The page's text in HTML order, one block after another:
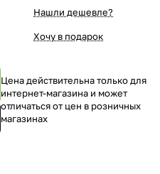
Нашли дешевле?
Хочу в подарок
Цена действительна только для
интернет-магазина и может
отличаться от цен в розничных
магазинах